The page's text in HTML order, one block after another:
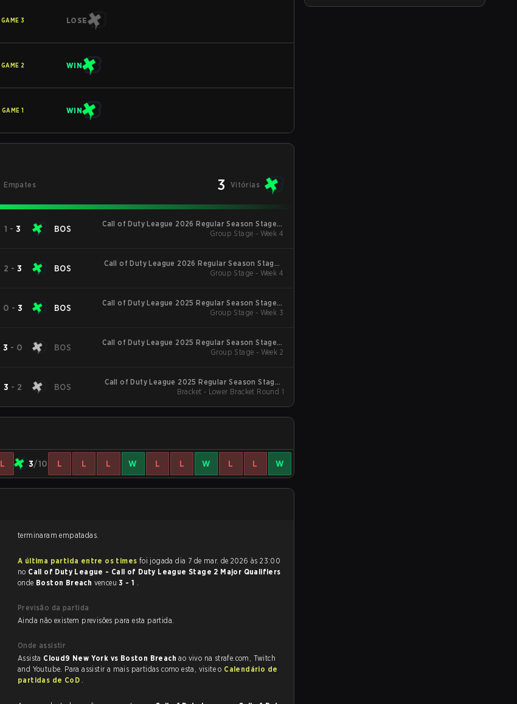
GAME 3 LOSE
GAME 2 WIN
GAME 1 WIN
Empates 3 Vitórias
1 -3 BOS
Call of Duty League 2026 Regular Season Stage 2
Qualifiers
Group Stage - Week 4
2 - 3 BOS
Call of Duty League 2026 Regular Season Stage 1
Qualifiers
Group Stage - Week 4
0 - 3 BOS
Call of Duty League 2025 Regular Season Stage 3
Qualifiers
Group Stage - Week 3
3 - 0 BOS
Call of Duty League 2025 Regular Season Stage 2
Qualifiers
Group Stage - Week 2
3 - 2 BOS
Call of Duty League 2025 Regular Season Stage 1
Major
Bracket - Lower Bracket Round 1
L 3/10 L L L W L L W L L W
terminaram empatadas.
A última partida entre os times
no Call of Duty League - Call of Duty League Stage 2 Major Qualifiers
onde Boston Breach venceu3 - 1 .
Previsão da partida
Ainda não existem previsões para esta partida.
Onde assistir
Assista Cloud9 New York vs Boston Breachao vivo na strafe.com, Twitch
and Youtube. Para assistir a mais partidas como esta, visite o Calendário de
partidas de CoD .